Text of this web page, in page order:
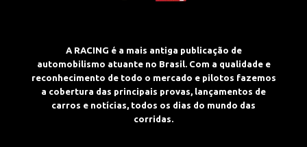
A RACING é a mais antiga publicação de
automobilismo atuante no Brasil. Com a qualidade e
reconhecimento de todo o mercado e pilotos fazemos
a cobertura das principais provas, lançamentos de
carros e notícias, todos os dias do mundo das
corridas.